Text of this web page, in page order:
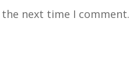
next time I comment.